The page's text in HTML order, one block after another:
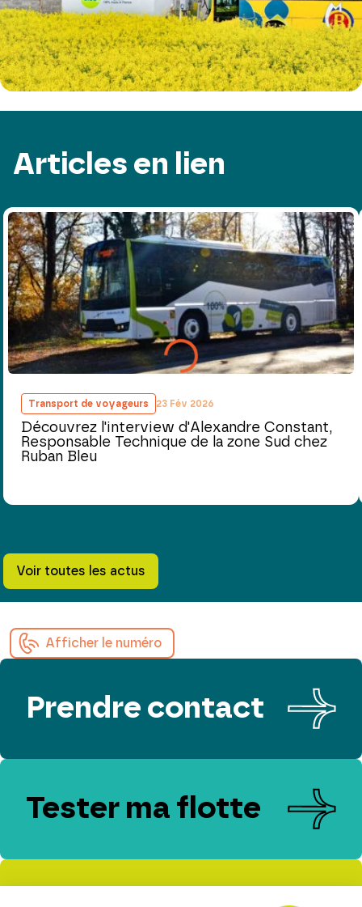
Articles en lien
Transport de voyageurs 23 Fév 2026
Découvrez l'interview d'Alexandre Constant,
Responsable Technique de la zone Sud chez
Ruban Bleu
Voir toutes les actus
Afficher le numéro
Prendre contact
Tester ma flotte